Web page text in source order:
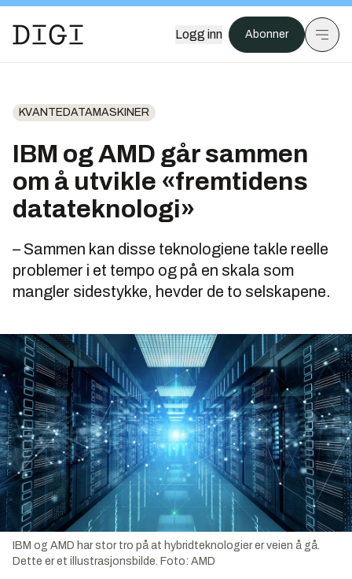
Logg inn Abonner
KVANTEDATAMASKINER
IBM og AMD går sammen
om å utvikle «fremtidens
datateknologi»
– Sammen kan disse teknologiene takle reelle
problemer i et tempo og på en skala som
mangler sidestykke, hevder de to selskapene.
IBM og AMD har stor tro på at hybridteknologier er veien å gå.
Dette er et illustrasjonsbilde. Foto: AMD